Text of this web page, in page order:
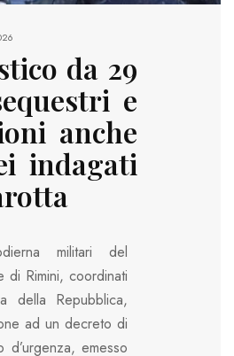
da 29
e
anche
indagati
militari del
di Rimini, coordinati
della Repubblica,
ad un decreto di
d’urgenza, emesso